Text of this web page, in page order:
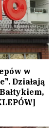
w
Działają